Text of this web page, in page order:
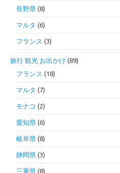
長野県 (8)
マルタ (6)
フランス (3)
旅行 観光 お出かけ (89)
フランス (18)
マルタ (7)
モナコ (2)
愛知県 (6)
岐阜県 (8)
静岡県 (3)
三重県 (8)